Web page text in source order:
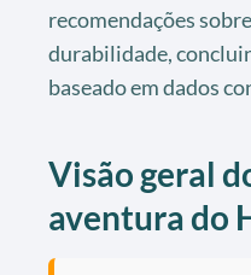
recomendações
durabilidade,
baseado em dados
Visão geral
aventura do